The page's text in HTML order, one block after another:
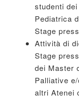
studenti
Pediatrica
Stage
Attività di
Stage
dei Master
Palliative
altri Atenei